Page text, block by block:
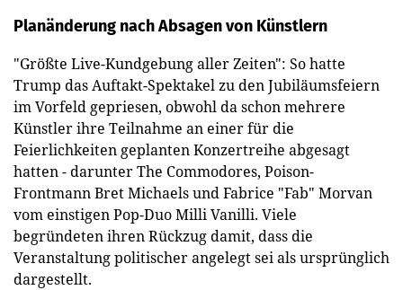
Planänderung nach Absagen von Künstlern
"Größte Live-Kundgebung aller Zeiten": So hatte
Trump das Auftakt-Spektakel zu den Jubiläumsfeiern
im Vorfeld gepriesen, obwohl da schon mehrere
Künstler ihre Teilnahme an einer für die
Feierlichkeiten geplanten Konzertreihe abgesagt
hatten - darunter The Commodores, Poison-
Frontmann Bret Michaels und Fabrice "Fab" Morvan
vom einstigen Pop-Duo Milli Vanilli. Viele
begründeten ihren Rückzug damit, dass die
Veranstaltung politischer angelegt sei als ursprünglich
dargestellt.